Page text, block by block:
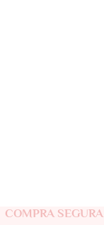
COMPRA SEGURA